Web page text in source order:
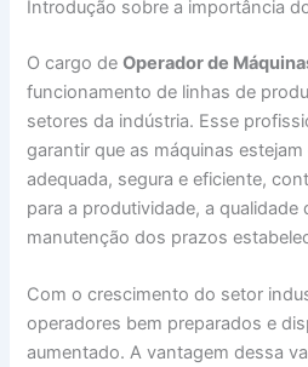
Introdução sobre a importância
O cargo deOperador de
funcionamento de linhas de
setores da indústria. Esse
garantir que as máquinas
adequada, segura e eficiente,
para a produtividade, a qualidade
manutenção dos prazos
Com o crescimento do setor
operadores bem preparados e
aumentado. A vantagem dessa